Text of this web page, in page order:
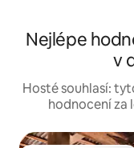
Nejlépe
v
Hosté souhlasí:
hodnocení za